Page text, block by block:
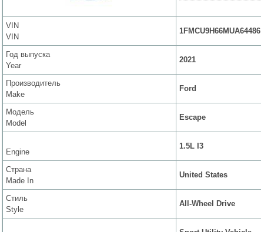
VIN
VIN
1FMCU9H66MUA64486
Год выпуска
Year
2021
Производитель
Make
Ford
Модель
Model
Escape
Engine
1.5L I3
Страна
Made In
United States
Стиль
Style
All-Wheel Drive